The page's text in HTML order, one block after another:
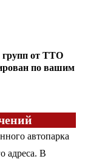
от ТТО
по вашим
автопарка
адреса. В